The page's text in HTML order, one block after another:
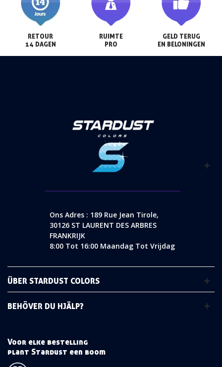
RETOUR
14 DAGEN
RUIMTE
PRO
GELD TERUG
EN BELONINGEN
Ons Adres : 189 Rue Jean Tirole,
30126 ST LAURENT DES ARBRES
FRANKRIJK
8:00 Tot 16:00 Maandag Tot Vrijdag
ÜBER STARDUST COLORS
BEHÖVER DU HJÄLP?
Voor elke bestelling
plant Stardust een boom